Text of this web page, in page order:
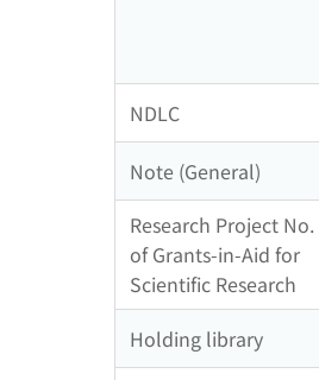
NDLC
Note (General)
Research Project No.
of Grants-in-Aid for
Scientific Research
Holding library